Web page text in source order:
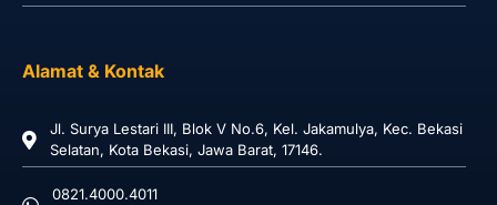
Alamat & Kontak
Jl. Surya Lestari III, Blok V No.6, Kel. Jakamulya, Kec. Bekasi
Selatan, Kota Bekasi, Jawa Barat, 17146.
0821.4000.4011